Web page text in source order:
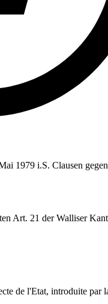
1979 i.S. Clausen
Art. 21 der Walliser
de l'Etat, introduite